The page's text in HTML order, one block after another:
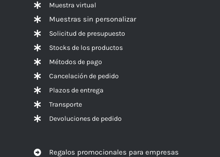
Muestra virtual
Muestras sin personalizar
Solicitud de presupuesto
Stocks de los productos
Métodos de pago
Cancelación de pedido
Plazos de entrega
Transporte
Devoluciones de pedido
Regalos promocionales para empresas